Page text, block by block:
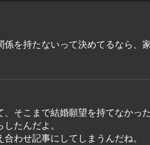
を持たないって決めてるなら、
、そこまで結婚願望を持てなか
たんだよ。
わせ記事にしてしまうんだね。